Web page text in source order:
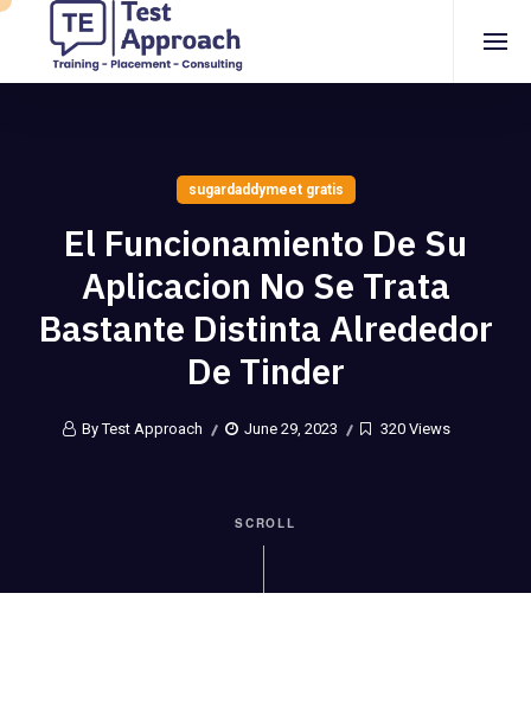
sugardaddymeet gratis
El Funcionamiento De Su
Aplicacion No Se Trata
Bastante Distinta Alrededor
De Tinder
By Test Approach June 29, 2023 320 Views
SCROLL